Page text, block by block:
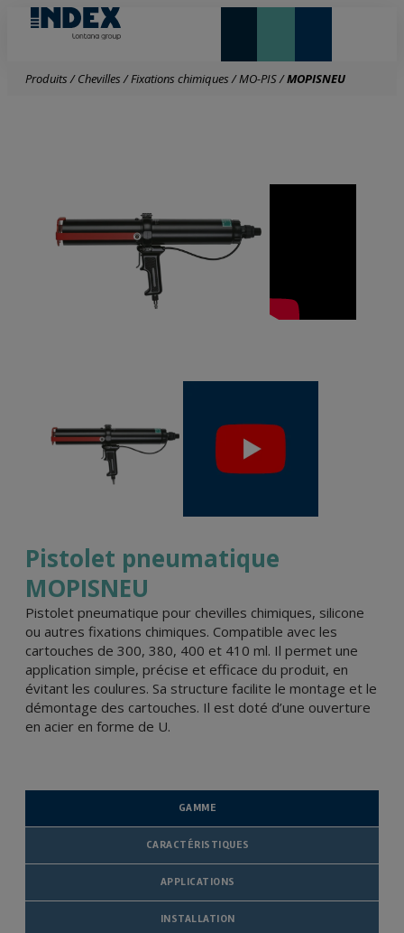
Produits/Chevilles/Fixations chimiques/MO-PIS/MOPISNEU
Pistolet pneumatique
MOPISNEU
Pistolet pneumatique pour chevilles chimiques, silicone
ou autres fixations chimiques. Compatible avec les
cartouches de 300, 380, 400 et 410 ml. Il permet une
application simple, précise et efficace du produit, en
évitant les coulures. Sa structure facilite le montage et le
démontage des cartouches. Il est doté d’une ouverture
en acier en forme de U.
GAMME
CARACTÉRISTIQUES
APPLICATIONS
INSTALLATION